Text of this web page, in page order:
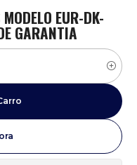
EUR-DK-
GARANTIA